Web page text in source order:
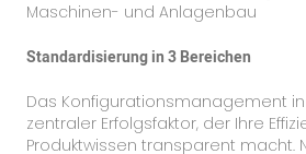
Maschinen- und Anlagenbau
Standardisierung in 3 Bereichen
Das Konfigurationsmanagement in
zentraler Erfolgsfaktor, der Ihre
Produktwissen transparent macht.